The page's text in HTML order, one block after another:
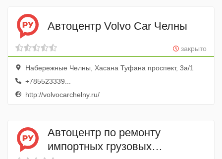
Автоцентр Volvo Car Челны
закрыто
Набережные Челны, Хасана Туфана проспект, 3а/1
+785523339...
http://volvocarchelny.ru/
Автоцентр по ремонту
импортных грузовых